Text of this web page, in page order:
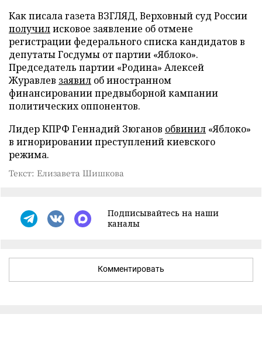
Как писала газета ВЗГЛЯД, Верховный суд России
получилисковое заявление об отмене
регистрации федерального списка кандидатов в
депутаты Госдумы от партии «Яблоко».
Председатель партии «Родина» Алексей
Журавлев заявил об иностранном
финансировании предвыборной кампании
политических оппонентов.
Лидер КПРФ Геннадий Зюганов обвинил «Яблоко»
в игнорировании преступлений киевского
режима.
Текст: Елизавета Шишкова
Подписывайтесь на наши
каналы
Комментировать